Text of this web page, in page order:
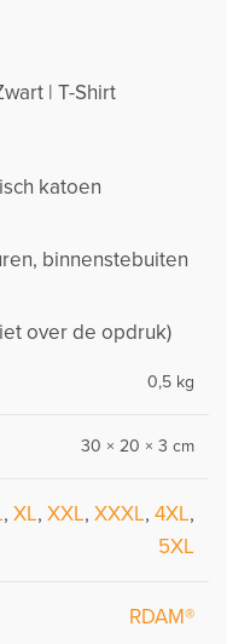
| T-Shirt
katoen
binnenstebuiten
over de opdruk)
0,5 kg
30 × 20 × 3 cm
, XL, XXL, XXXL, 4XL,
5XL
RDAM®